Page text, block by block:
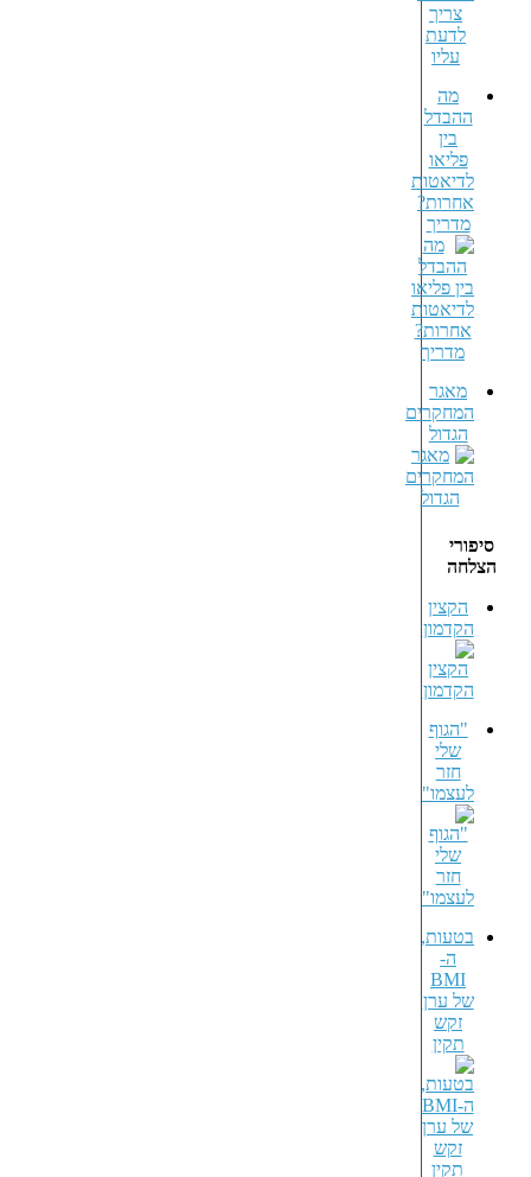
מה
ההבדל
בין
פליאו
לדיאטות
אחרות?
מדריך
מאגר
המחקרים
הגדול
סיפורי
הצלחה
הקצין
הקדמון
"הגוף
שלי
חזר
לעצמו"
בטעות,
ה-
BMI
של ערן
זקש
תקין